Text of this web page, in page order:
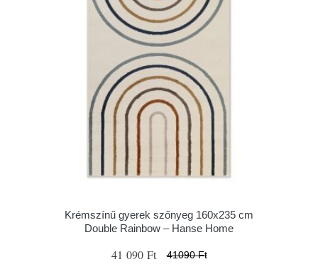
Krémszínű gyerek szőnyeg 160x235 cm
Double Rainbow – Hanse Home
41 090 Ft 41090 Ft